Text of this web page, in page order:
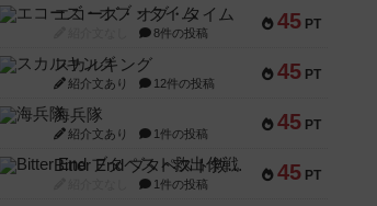
45 PT
エコーズ・オブ・タイム
8件の投稿
45 PT
スカルキング
紹介文あり 12件の投稿
45 PT
海兵隊
紹介文あり 1件の投稿
45 PT
Bitter End ブタペスト救出作戦
1件の投稿